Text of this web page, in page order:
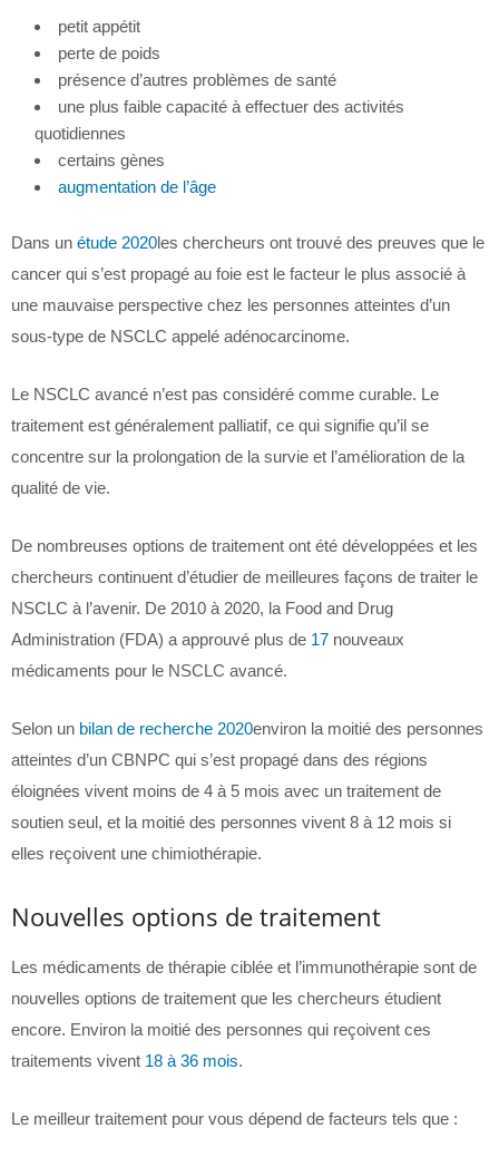
petit appétit
perte de poids
présence d’autres problèmes de santé
une plus faible capacité à effectuer des activités
quotidiennes
certains gènes
augmentation de l’âge
Dans un étude 2020les chercheurs ont trouvé des preuves que le
cancer qui s’est propagé au foie est le facteur le plus associé à
une mauvaise perspective chez les personnes atteintes d’un
sous-type de NSCLC appelé adénocarcinome.
Le NSCLC avancé n’est pas considéré comme curable. Le
traitement est généralement palliatif, ce qui signifie qu’il se
concentre sur la prolongation de la survie et l’amélioration de la
qualité de vie.
De nombreuses options de traitement ont été développées et les
chercheurs continuent d’étudier de meilleures façons de traiter le
NSCLC à l’avenir. De 2010 à 2020, la Food and Drug
Administration (FDA) a approuvé plus de 17 nouveaux
médicaments pour le NSCLC avancé.
Selon un bilan de recherche 2020environ la moitié des personnes
atteintes d’un CBNPC qui s’est propagé dans des régions
éloignées vivent moins de 4 à 5 mois avec un traitement de
soutien seul, et la moitié des personnes vivent 8 à 12 mois si
elles reçoivent une chimiothérapie.
Nouvelles options de traitement
Les médicaments de thérapie ciblée et l’immunothérapie sont de
nouvelles options de traitement que les chercheurs étudient
encore. Environ la moitié des personnes qui reçoivent ces
traitements vivent 18 à 36 mois.
Le meilleur traitement pour vous dépend de facteurs tels que :